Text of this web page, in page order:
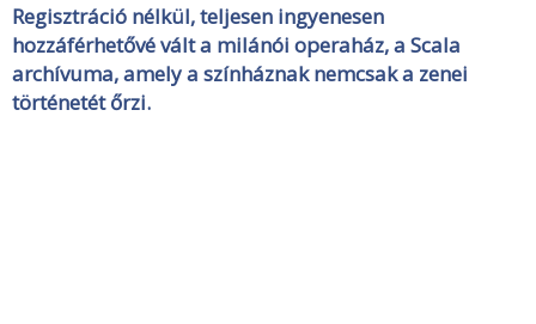
Regisztráció nélkül, teljesen ingyenesen
hozzáférhetővé vált a milánói operaház, a Scala
archívuma, amely a színháznak nemcsak a zenei
történetét őrzi.